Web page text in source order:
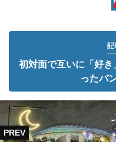
記
初対面で互いに「好
ったバ